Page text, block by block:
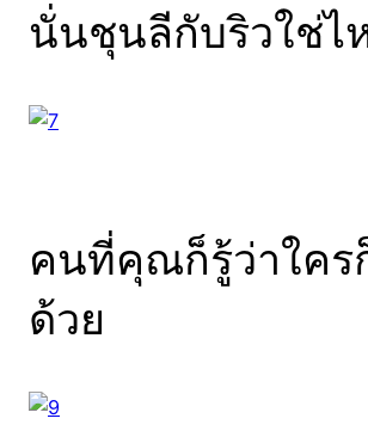
นั่นชุนลีกับริวใช่ไ
คนที่คุณก็รู้ว่าใคร
ด้วย